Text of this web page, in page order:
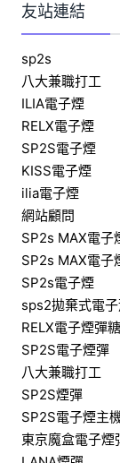
友站連結
sp2s
八大兼職打工
ILIA電子煙
RELX電子煙
SP2S電子煙
KISS電子煙
ilia電子煙
網站顧問
SP2s MAX電子
SP2s MAX電子
SP2s電子煙
sps2拋棄式電
RELX電子煙彈
SP2S電子煙彈
八大兼職打工
SP2S煙彈
SP2S電子煙主
東京魔盒電子煙